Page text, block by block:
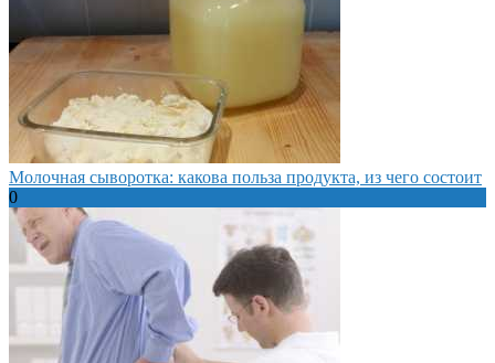
Молочная сыворотка: какова польза продукта, из чего состоит
0